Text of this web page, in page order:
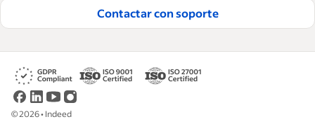
Lea nuestras guías editoriales
Contactar con soporte
©2026• Indeed